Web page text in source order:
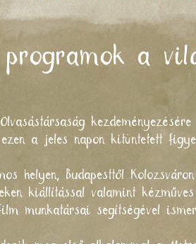
programok a
a jeles napon kitüntetett
helyen, Budapesttől
kiállítással valamint
munkatársai segítségével